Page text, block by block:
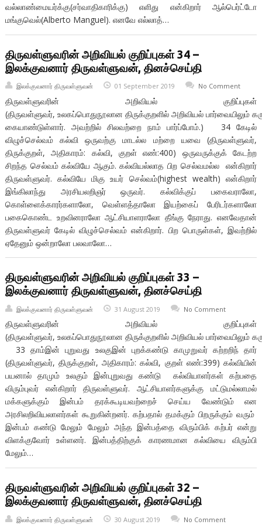
வல்லாண்மையர்க்கு(சர்வாதிகாரிக்கு) எளிது என்கிறார் ஆல்பெர்ட்டோ
மங்குவெல்(Alberto Manguel). எனவே எல்லாத்…
திருவள்ளுவரின் அறிவியல் குறிப்புகள் 34 –
இலக்குவனார் திருவள்ளுவன், தினச்செய்தி
இலக்குவனார் திருவள்ளுவன் 01 September 2019 No Comment
திருவள்ளுவரின் அறிவியல் குறிப்புகள்
(திருவள்ளுவர், உலகப்பொதுநூலான திருக்குறளில் அறிவியல்
கையாண்டுள்ளார். அவற்றில் சிலவற்றை நாம் பார்ப்போம்.) 34 கேடில்
விழுச்செல்வம் கல்வி ஒருவற்கு மாடல்ல மற்றை யவை (திருவள்ளுவர்,
திருக்குறள், அதிகாரம்: கல்வி, குறள் எண்:400) ஒருவருக்குக் கேடற்ற
சிறந்த செல்வம் கல்வியே ஆகும். கல்வியல்லாத பிற செல்வமல்ல என்கிறார்
திருவள்ளுவர். கல்வியே மிகு உயர் செல்வம்(highest wealth) என்கிறார்
இங்கிலாந்து அரசியலறிஞர் ஒருவர். கல்விக்குப் பகைவராலோ,
கொள்ளைக்காரர்களாலோ, வெள்ளத்தாலோ இயற்கைப் பேரிடர்களாலோ
பகைகொண்ட உறவினராலோ ஆட்சியாளராலோ தீங்கு நேராது. எனவேதான்
திருவள்ளுவர் கேடில் விழுச்செல்வம் என்கிறார். பிற பொருள்கள், இவற்றில்
ஏதேனும் ஒன்றாலோ பலவாலோ…
திருவள்ளுவரின் அறிவியல் குறிப்புகள் 33 –
இலக்குவனார் திருவள்ளுவன், தினச்செய்தி
இலக்குவனார் திருவள்ளுவன் 31 August 2019 No Comment
திருவள்ளுவரின் அறிவியல் குறிப்புகள்
(திருவள்ளுவர், உலகப்பொதுநூலான திருக்குறளில் அறிவியல்
33 தாம்இன் புறுவது உலகுஇன் புறக்கண்டு காமுறுவர் கற்றறிந் தார்
(திருவள்ளுவர், திருக்குறள், அதிகாரம்: கல்வி, குறள் எண்:399) கல்வியின்
பயனால் தாமும் உலகும் இன்புறுவது கண்டு கல்வியாளர்கள் கற்பதை
விரும்புவர் என்கிறார் திருவள்ளுவர். ஆட்சியாளர்களுக்கு மட்டுமல்லாமல்
மக்களுக்கும் இன்பம் தரக்கூடியவற்றைச் செய்ய வேண்டும் என
அரசிலறிவியலாளர்கள் கூறுகின்றனர். கற்பதால் தமக்கும் பிறருக்கும் வரும்
இன்பம் கண்டு மேலும் மேலும் அந்த இன்பத்தை விரும்பிக் கற்பர் என்று
விளக்குவோர் உள்ளனர். இன்பத்திற்குக் காரணமான கல்வியை விரும்பி
மேலும்…
திருவள்ளுவரின் அறிவியல் குறிப்புகள் 32 –
இலக்குவனார் திருவள்ளுவன், தினச்செய்தி
இலக்குவனார் திருவள்ளுவன் 30 August 2019 No Comment